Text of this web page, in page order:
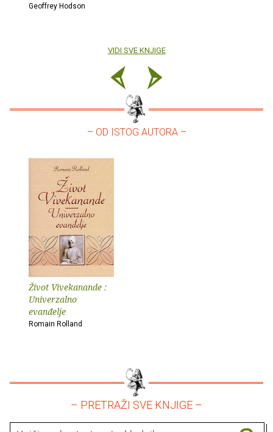
Geoffrey Hodson
VIDI SVE KNJIGE
– OD ISTOG AUTORA –
Život Vivekanande :
Univerzalno
evanđelje
Romain Rolland
– PRETRAŽI SVE KNJIGE –